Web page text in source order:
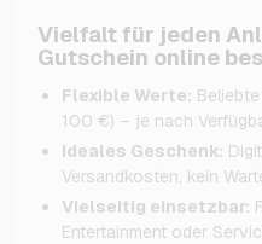
Vielfalt für jeden
Gutschein online
Flexible Werte:
100 €) – je nach
Ideales Geschenk:
Versandkosten, kein
Vielseitig einsetzbar:
Entertainment oder